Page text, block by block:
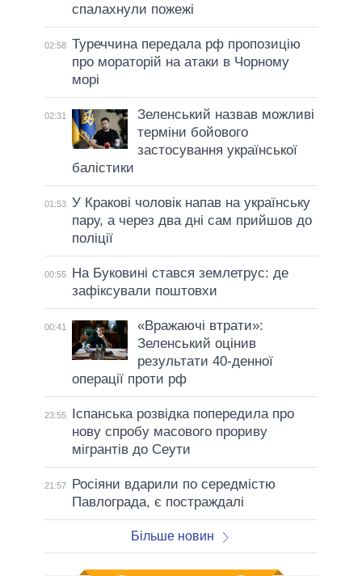
спалахнули пожежі
02:58 Туреччина передала рф пропозицію
про мораторій на атаки в Чорному
морі
02:31
Зеленський назвав можливі
терміни бойового
застосування української
балістики
01:53 У Кракові чоловік напав на українську
пару, а через два дні сам прийшов до
поліції
00:55
На Буковині стався землетрус: де
зафіксували поштовхи
00:41
«Вражаючі втрати»:
Зеленський оцінив
результати 40-денної
операції проти рф
23:55
Іспанська розвідка попередила про
нову спробу масового прориву
мігрантів до Сеути
21:57
Росіяни вдарили по середмістю
Павлограда, є постраждалі
Більше новин